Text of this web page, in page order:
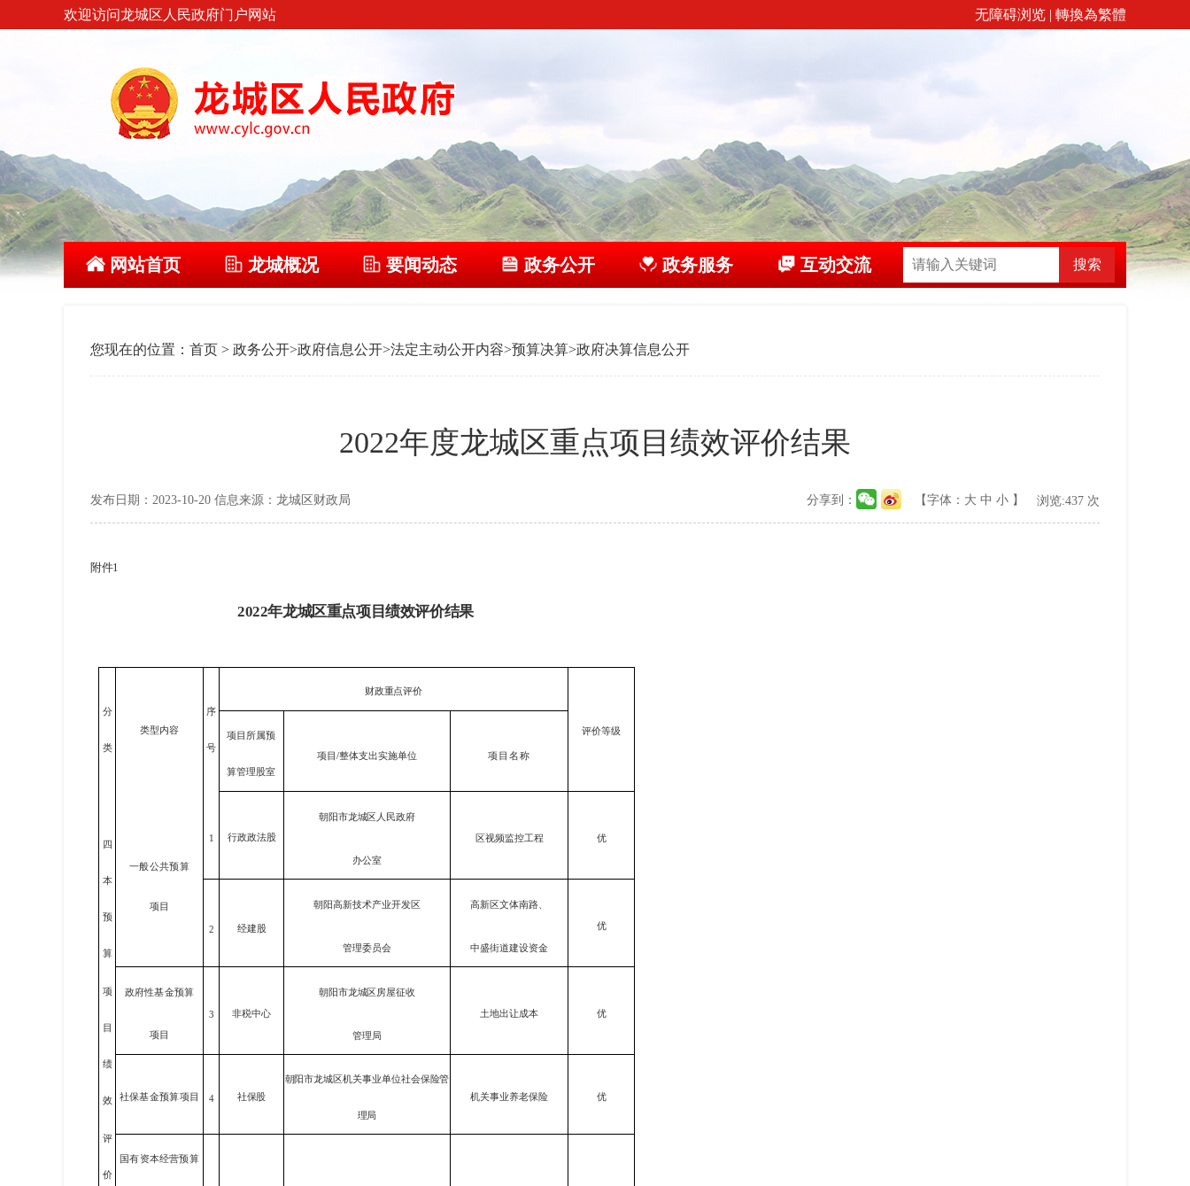
欢迎访问龙城区人民政府门户网站 无障碍浏览 | 轉換為繁體
网站首页 龙城概况 要闻动态 政务公开 政务服务 互动交流 搜索
您现在的位置： 首页 > 政务公开>政府信息公开>法定主动公开内容>预算决算>政府决算信息公开
2022年度龙城区重点项目绩效评价结果
发布日期：2023-10-20 信息来源：龙城区财政局 【字体： 大 中 小 】 浏览:437 次
分享到：
附件1
2022年龙城区重点项目绩效评价结果
分
类
类型内容
序
号
财政重点评价
评价等级
项目所属预
算管理股室
项目/整体支出实施单位 项目名称
四
本
预
算
项
目
绩
效
评
价
一般公共预算
项目
1 行政政法股
朝阳市龙城区人民政府
办公室
区视频监控工程 优
2 经建股
朝阳高新技术产业开发区
管理委员会
高新区文体南路、
中盛街道建设资金
优
政府性基金预算
项目
3 非税中心
朝阳市龙城区房屋征收
管理局
土地出让成本 优
社保基金预算项目 4 社保股
朝阳市龙城区机关事业单位社会保险管
理局
机关事业养老保险 优
国有资本经营预算